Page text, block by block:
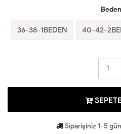
Beden
36-38-1BEDEN 40-42-
Siparişiniz 1-5